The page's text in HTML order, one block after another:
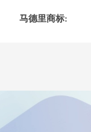
马德里商标: